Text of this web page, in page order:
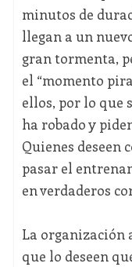
minutos de
llegan a un
gran tormenta,
el “momento
ellos, por lo que
ha robado y
Quienes deseen
pasar el
en verdaderos
La organización
que lo deseen